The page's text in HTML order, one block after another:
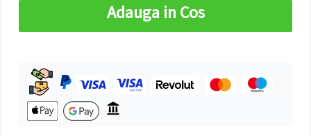
Adauga in Cos